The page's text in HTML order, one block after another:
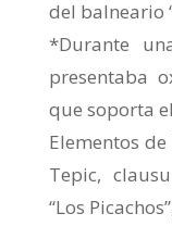
del balneario
*Durante
presentaba
que soporta
Elementos
Tepic,
“Los